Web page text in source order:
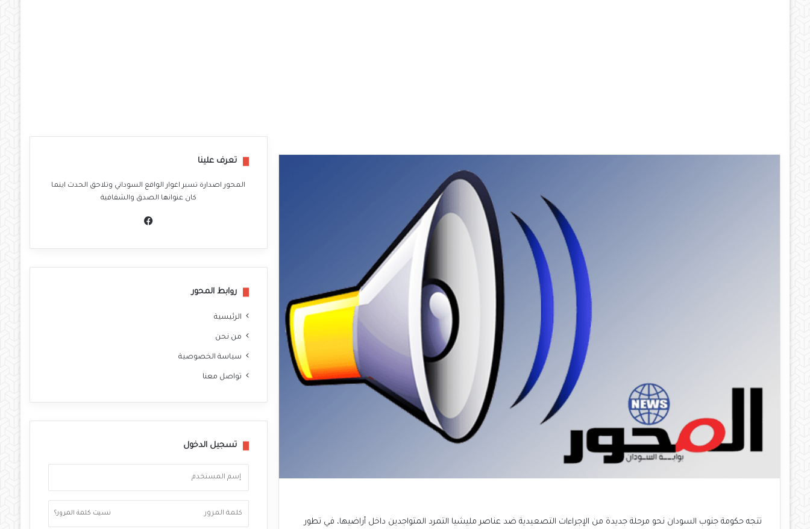
تتجه حكومة جنوب السودان نحو مرحلة جديدة من الإجراءات التصعيدية ضد عناصر مليشيا التمرد المتواجدين داخل أراضيها، في تطور
تعرف علينا
المحور اصدارة تسبر اغوار الواقع السوداني وتلاحق الحدث اينما
كان عنوانها الصدق والشفافية
وك
روابط المحور
الرئيسية
من نحن
سياسة الخصوصية
تواصل معنا
تسجيل الدخول
نسيت كلمة المرور؟